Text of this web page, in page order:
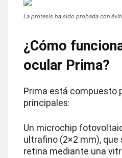
La prótesis ha sido probada con
¿Cómo
ocular Prima?
Prima está compuesto
principales:
Un microchip
ultrafino (2×2 mm), que
retina mediante una